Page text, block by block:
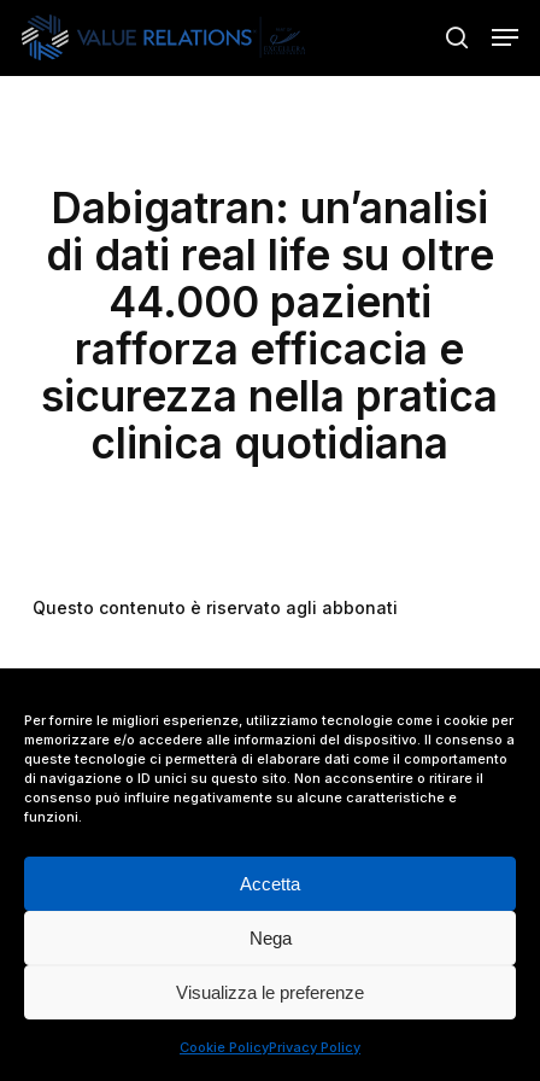
Per fornire le migliori esperienze, utilizziamo tecnologie come i cookie per
memorizzare e/o accedere alle informazioni del dispositivo. Il consenso a
queste tecnologie ci permetterà di elaborare dati come il comportamento
di navigazione o ID unici su questo sito. Non acconsentire o ritirare il
consenso può influire negativamente su alcune caratteristiche e
funzioni.
Accetta
Nega
Visualizza le preferenze
Cookie PolicyPrivacy Policy
Skip
main
search
Dabigatran: un’analisi
di dati real life su oltre
44.000 pazienti
rafforza efficacia e
sicurezza nella pratica
clinica quotidiana
Questo contenuto è riservato agli abbonati
© 2024 Value Relations Srl, All Rights Reserved.
instagram